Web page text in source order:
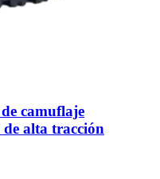
camuflaje
de alta tracción